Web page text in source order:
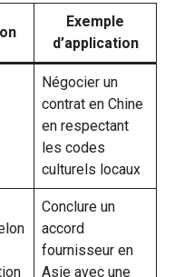
Exemple
d’application
Négocier un
contrat en Chine
en respectant
les codes
culturels locaux
Conclure un
accord
fournisseur en
Asie avec une